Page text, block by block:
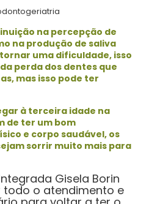
na percepção de
na produção de saliva
uma dificuldade, isso
perda dos dentes que
mas isso pode ter
à terceira idade na
de ter um bom
e corpo saudável, os
sorrir muito mais para
Gisela Borin
todo o atendimento e